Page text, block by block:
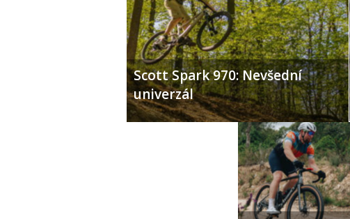
Scott Spark 970: Nevšední
univerzál